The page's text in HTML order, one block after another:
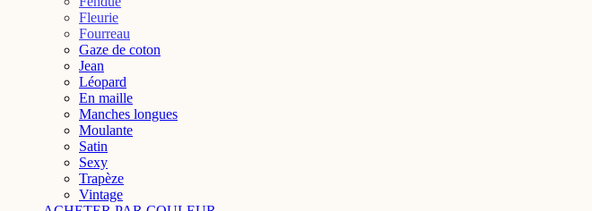
Fleurie
Fourreau
Gaze de coton
Jean
Léopard
En maille
Manches longues
Moulante
Satin
Sexy
Trapèze
Vintage